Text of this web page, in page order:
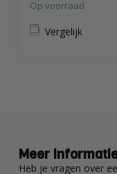
Op voorraad
Vergelijk
Meer
Heb je vragen over